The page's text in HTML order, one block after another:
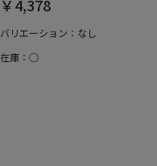
￥4,378
バリエーション：なし
在庫：○